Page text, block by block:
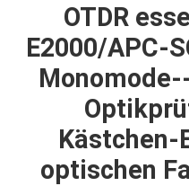
HAUS
PRODUKTE
ÜBER
UNS
OTDR
E2000/APC-
Kästchen-
optischen